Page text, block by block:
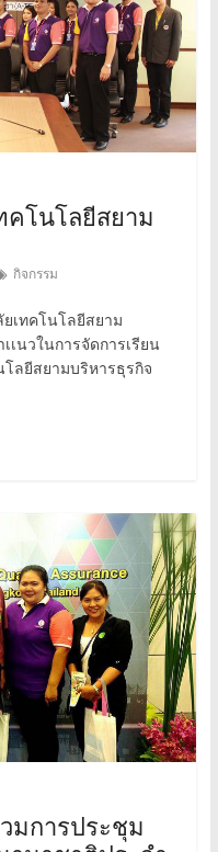
คโนโลยีสยาม
กิจกรรม
เทคโนโลยีสยาม
เนวในการจัดการเรียน
ลยีสยามบริหารธุรกิจ
มการประชุม